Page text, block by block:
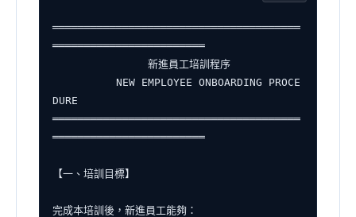
═══════════════════════════════════════
════════════════════════
DURE
═══════════════════════════════════════
════════════════════════
【一、培訓目標】
完成本培訓後，新進員工能夠：